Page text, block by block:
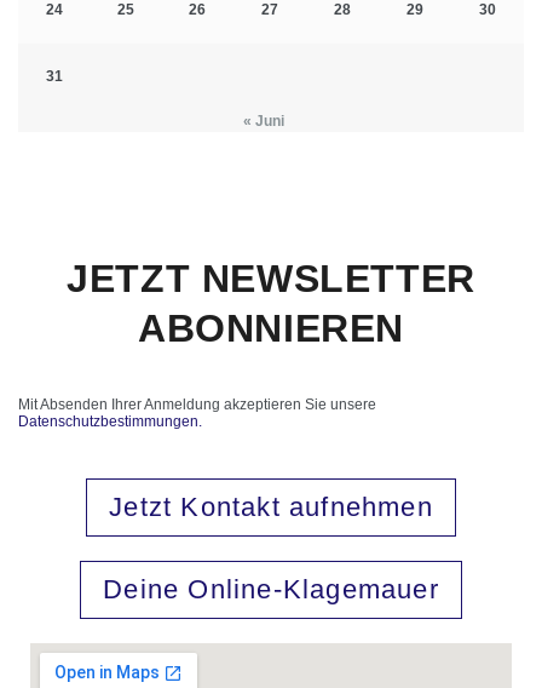
24 25 26 27 28 29 30
31
« Juni
JETZT NEWSLETTER
ABONNIEREN
Mit Absenden Ihrer Anmeldung akzeptieren Sie unsere
Datenschutzbestimmungen.
Jetzt Kontakt aufnehmen
Deine Online-Klagemauer